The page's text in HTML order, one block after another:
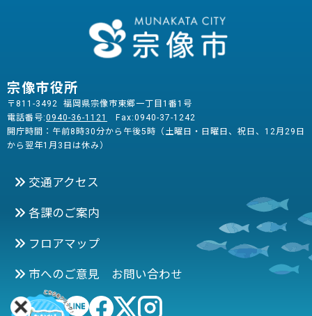
宗像市役所
〒811-3492 福岡県宗像市東郷一丁目1番1号
電話番号:0940-36-1121
Fax:0940-37-1242
開庁時間：午前8時30分から午後5時（土曜日・日曜日、祝日、12月29日
から翌年1月3日は休み）
交通アクセス
各課のご案内
フロアマップ
市へのご意見 お問い合わせ